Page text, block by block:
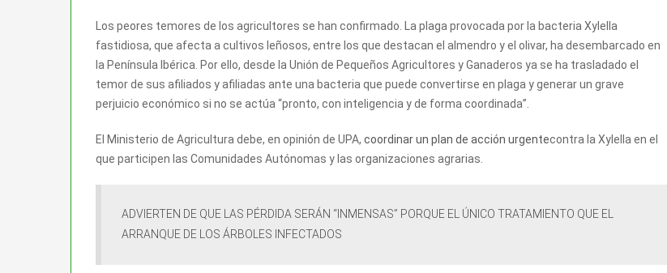
Los peores temores de los agricultores se han confirmado. La plaga provocada por la bacteria Xylella
fastidiosa, que afecta a cultivos leñosos, entre los que destacan el almendro y el olivar, ha desembarcado en
la Península Ibérica. Por ello, desde la Unión de Pequeños Agricultores y Ganaderos ya se ha trasladado el
temor de sus afiliados y afiliadas ante una bacteria que puede convertirse en plaga y generar un grave
perjuicio económico si no se actúa “pronto, con inteligencia y de forma coordinada”.
El Ministerio de Agricultura debe, en opinión de UPA, coordinar un plan de acción urgentecontra la Xylella en el
que participen las Comunidades Autónomas y las organizaciones agrarias.
ADVIERTEN DE QUE LAS PÉRDIDA SERÁN “INMENSAS” PORQUE EL ÚNICO TRATAMIENTO QUE EL
ARRANQUE DE LOS ÁRBOLES INFECTADOS